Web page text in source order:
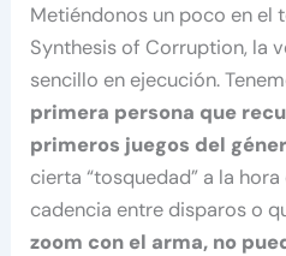
Metiéndonos un poco en el
Synthesis of Corruption, la
sencillo en ejecución.
primera persona que
primeros juegos del
cierta “tosquedad” a la
cadencia entre disparos o
zoom con el arma, no